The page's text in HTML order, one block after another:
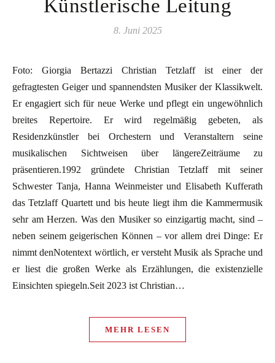
Künstlerische Leitung
8. Juni 2025
Foto: Giorgia Bertazzi Christian Tetzlaff ist einer der
gefragtesten Geiger und spannendsten Musiker der Klassikwelt.
Er engagiert sich für neue Werke und pflegt ein ungewöhnlich
breites Repertoire. Er wird regelmäßig gebeten, als
Residenzkünstler bei Orchestern und Veranstaltern seine
musikalischen Sichtweisen über längereZeiträume zu
präsentieren.1992 gründete Christian Tetzlaff mit seiner
Schwester Tanja, Hanna Weinmeister und Elisabeth Kufferath
das Tetzlaff Quartett und bis heute liegt ihm die Kammermusik
sehr am Herzen. Was den Musiker so einzigartig macht, sind –
neben seinem geigerischen Können – vor allem drei Dinge: Er
nimmt denNotentext wörtlich, er versteht Musik als Sprache und
er liest die großen Werke als Erzählungen, die existenzielle
Einsichten spiegeln.Seit 2023 ist Christian…
MEHR LESEN